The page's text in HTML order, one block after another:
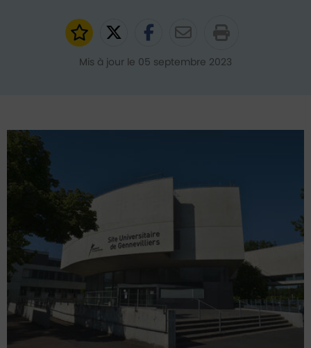
Ajouter aux favoris
Partager sur Twitter
Partager sur
Partager par
Mis à jour le 05 septembre 2023
Université